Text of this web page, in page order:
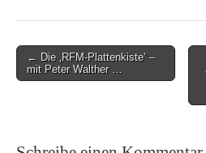
Post
navigation
← Die ‚RFM-Plattenkiste‘ –
mit Peter Walther …